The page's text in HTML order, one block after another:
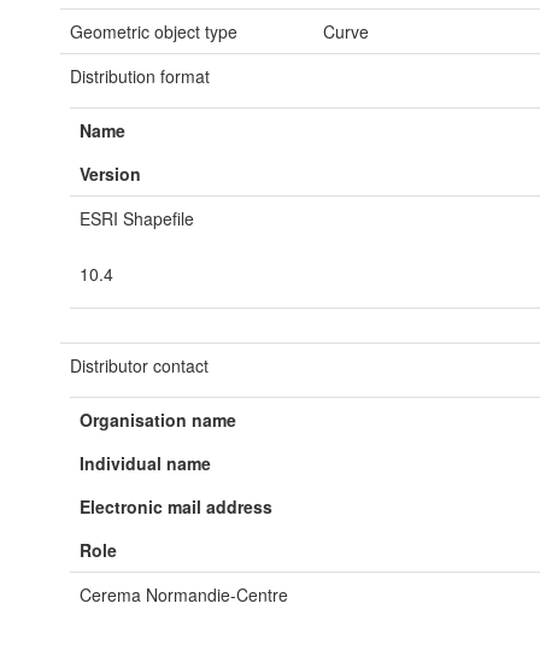
Geometric object type
Curve
Distribution format
Name
Version
ESRI Shapefile
10.4
Distributor contact
Organisation name
Individual name
Electronic mail address
Role
Cerema Normandie-Centre